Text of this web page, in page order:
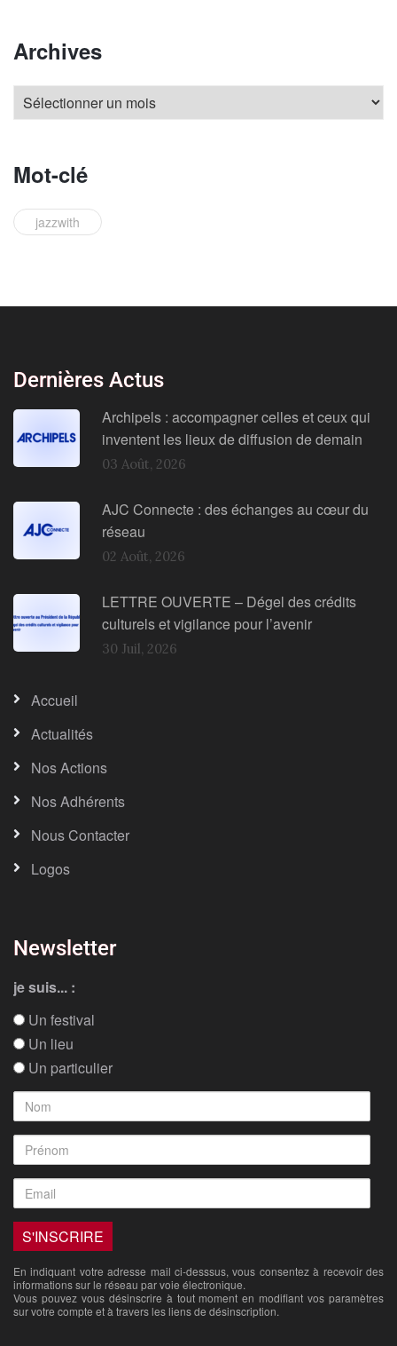
Archives
Mot-clé
jazzwith
Dernières Actus
Archipels : accompagner celles et ceux qui
inventent les lieux de diffusion de demain
03 Août, 2026
AJC Connecte : des échanges au cœur du
réseau
02 Août, 2026
LETTRE OUVERTE – Dégel des crédits
culturels et vigilance pour l’avenir
30 Juil, 2026
Accueil
Actualités
Nos Actions
Nos Adhérents
Nous Contacter
Logos
Newsletter
je suis... :
Un festival
Un lieu
Un particulier
En indiquant votre adresse mail ci-desssus, vous consentez à recevoir des
informations sur le réseau par voie électronique.
Vous pouvez vous désinscrire à tout moment en modifiant vos paramètres
sur votre compte et à travers les liens de désinscription.